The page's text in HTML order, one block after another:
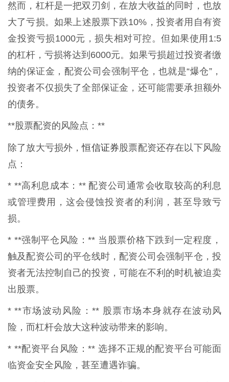
然而，杠杆是一把双刃剑，在放大收益的同时，也放
大了亏损。如果上述股票下跌10%，投资者用自有资
金投资亏损1000元，损失相对可控。但如果使用1:5
的杠杆，亏损将达到6000元。如果亏损超过投资者缴
纳的保证金，配资公司会强制平仓，也就是“爆仓”，
投资者不仅损失了全部保证金，还可能需要承担额外
的债务。
**股票配资的风险点：**
除了放大亏损外，恒信证券股票配资还存在以下风险
点：
* **高利息成本：** 配资公司通常会收取较高的利息
或管理费用，这会侵蚀投资者的利润，甚至导致亏
损。
* **强制平仓风险：** 当股票价格下跌到一定程度，
触及配资公司的平仓线时，配资公司会强制平仓，投
资者无法控制自己的投资，可能在不利的时机被迫卖
出股票。
* **市场波动风险：** 股票市场本身就存在波动风
险，而杠杆会放大这种波动带来的影响。
* **配资平台风险：** 选择不正规的配资平台可能面
临资金安全风险，甚至遭遇诈骗。